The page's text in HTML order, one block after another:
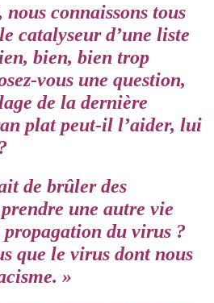
nous connaissons tous
catalyseur d’une liste
bien, bien trop
vous une question,
de la dernière
plat peut-il l’aider, lui
de brûler des
une autre vie
du virus ?
que le virus dont nous
»